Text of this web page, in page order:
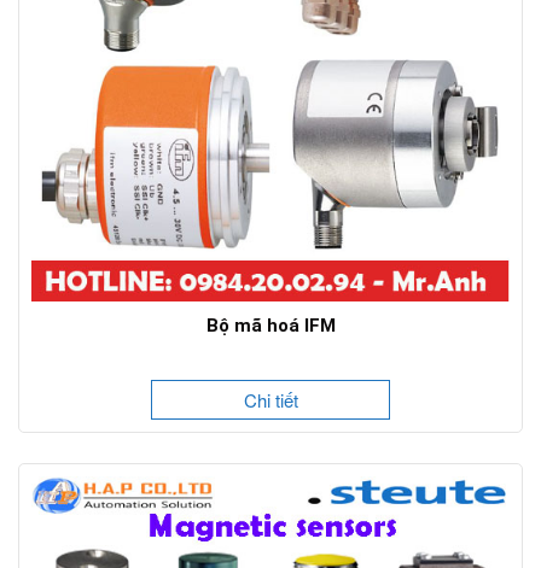
Bộ mã hoá IFM
Chi tiết